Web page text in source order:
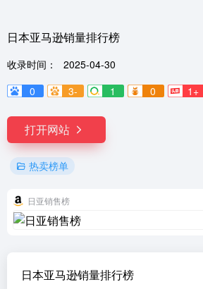
日本亚马逊销量排行榜
收录时间：
2025-04-30
0
3- 1 0 1+
打开网站
热卖榜单
日亚销售榜
日本亚马逊销量排行榜